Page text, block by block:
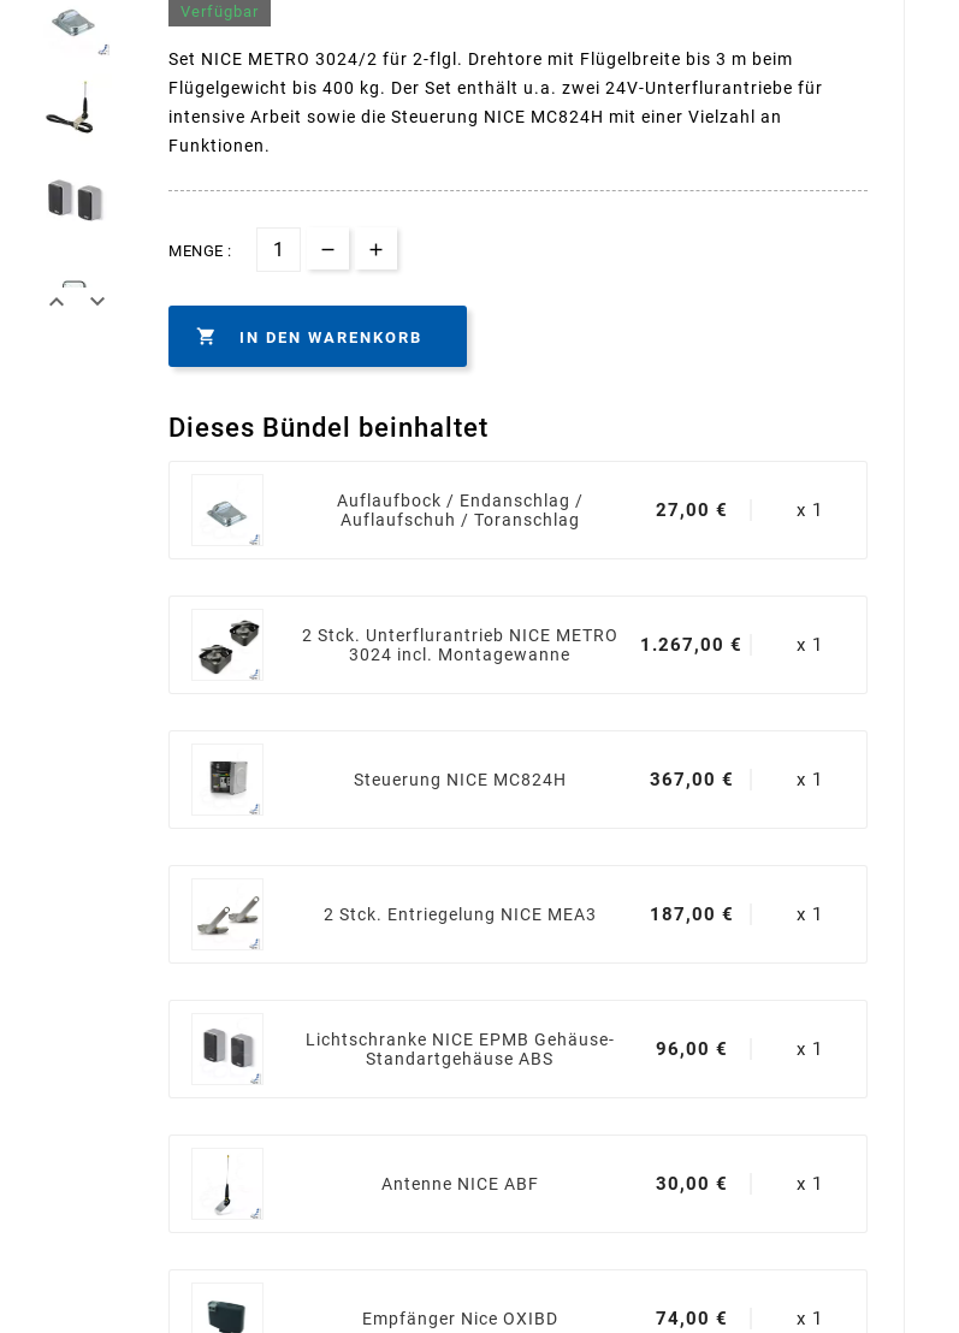
 
Verfügbar
Set NICE METRO 3024/2 für 2-flgl. Drehtore mit Flügelbreite bis 3 m beim
Flügelgewicht bis 400 kg. Der Set enthält u.a. zwei 24V-Unterflurantriebe für
intensive Arbeit sowie die Steuerung NICE MC824H mit einer Vielzahl an
Funktionen.
MENGE :
 IN DEN WARENKORB
Dieses Bündel beinhaltet
Auflaufbock / Endanschlag /
Auflaufschuh / Toranschlag
27,00 € x 1
2 Stck. Unterflurantrieb NICE METRO
3024 incl. Montagewanne
1.267,00 € x 1
Steuerung NICE MC824H 367,00 € x 1
2 Stck. Entriegelung NICE MEA3 187,00 € x 1
Lichtschranke NICE EPMB Gehäuse-
Standartgehäuse ABS
96,00 € x 1
Antenne NICE ABF 30,00 € x 1
Empfänger Nice OXIBD 74,00 € x 1